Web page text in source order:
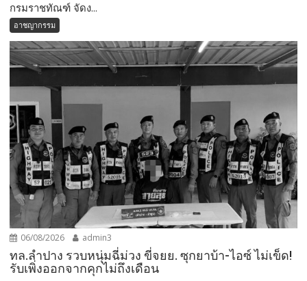
กรมราชทัณฑ์ จัดง...
อาชญากรรม
06/08/2026 admin3
ทล.ลำปาง รวบหนุ่มฉี่ม่วง ขี่จยย. ซุกยาบ้า-ไอซ์ ไม่เข็ด!
รับเพิ่งออกจากคุกไม่ถึงเดือน